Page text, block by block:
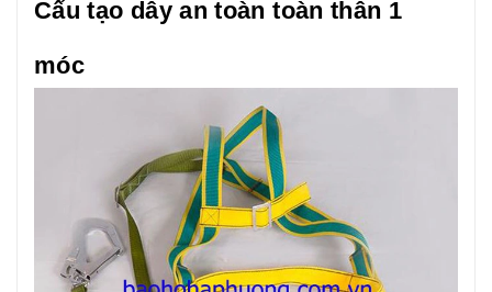
Cấu tạo dây an toàn toàn thân 1
móc